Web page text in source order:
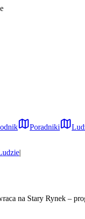
Poradniki
|
na Stary Rynek –